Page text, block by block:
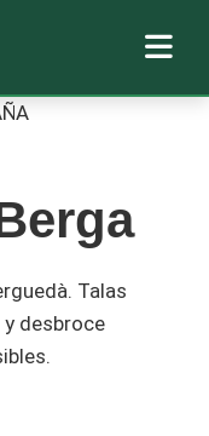
Talas
desbroce